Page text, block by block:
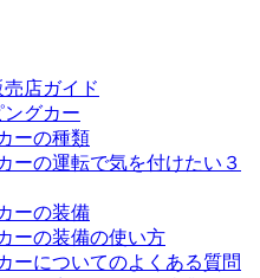
店ガイド
グカー
ーの種類
ーの運転で気を付けたい３
ーの装備
ーの装備の使い方
ーについてのよくある質問